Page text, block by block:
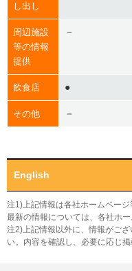
し出し
周辺施設
等の情報
提供
－
飲食店 ●
その他 －
English
注1)上記情報は各社ホームペー
最新の情報については、各社ホ
注2)上記情報以外に、情報がご
い。内容を確認し、必要に応じ掲